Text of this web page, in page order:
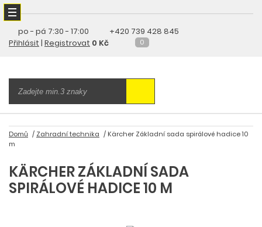
po - pá 7:30 - 17:00
+420 739 428 845
Přihlásit | Registrovat 0 Kč 0
Domů Zahradní technika
Kärcher Základní sada spirálové hadice 10
m
KÄRCHER ZÁKLADNÍ SADA
SPIRÁLOVÉ HADICE 10 M